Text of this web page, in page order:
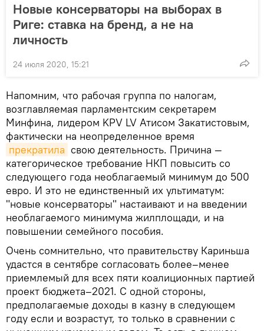
Новые консерваторы на выборах в
Риге: ставка на бренд, а не на
личность
24 июля 2020, 15:21
Напомним, что рабочая группа по налогам,
возглавляемая парламентским секретарем
Минфина, лидером KPV LV Атисом Закатистовым,
фактически на неопределенное время
прекратила свою деятельность. Причина —
категорическое требование НКП повысить со
следующего года необлагаемый минимум до 500
евро. И это не единственный их ультиматум:
"новые консерваторы" настаивают и на введении
необлагаемого минимума жилплощади, и на
повышении семейного пособия.
Очень сомнительно, что правительству Кариньша
удастся в сентябре согласовать более–менее
приемлемый для всех пяти коалиционных партией
проект бюджета–2021. С одной стороны,
предполагаемые доходы в казну в следующем
году если и возрастут, то только в сравнении с